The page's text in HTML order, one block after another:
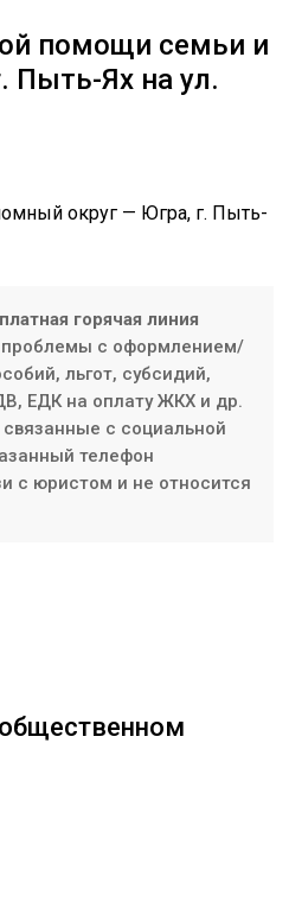
помощи семьи и
Пыть-Ях на ул.
округ — Югра, г. Пыть-
горячая линия
проблемы с оформлением/
льгот, субсидий,
ЕДК на оплату ЖКХ и др.
с социальной
телефон
с юристом и не относится